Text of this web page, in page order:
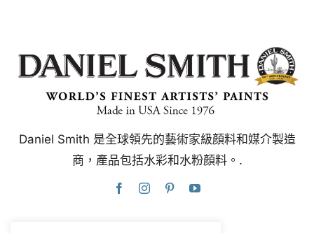
Daniel Smith 是全球領先的藝術家級顏料和媒介製造
商，產品包括水彩和水粉顏料。.